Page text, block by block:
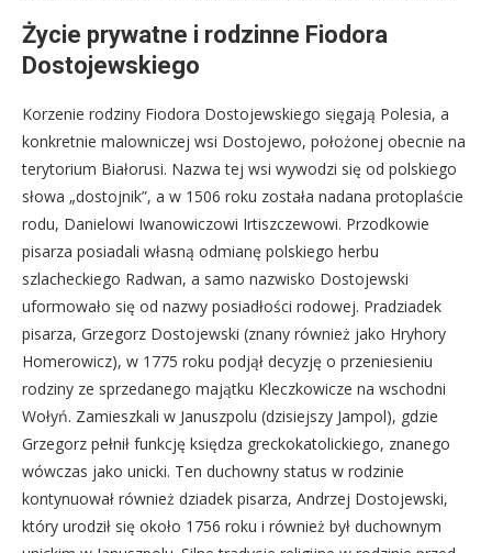
Życie prywatne i rodzinne Fiodora
Dostojewskiego
Korzenie rodziny Fiodora Dostojewskiego sięgają Polesia, a
konkretnie malowniczej wsi Dostojewo, położonej obecnie na
terytorium Białorusi. Nazwa tej wsi wywodzi się od polskiego
słowa „dostojnik”, a w 1506 roku została nadana protoplaście
rodu, Danielowi Iwanowiczowi Irtiszczewowi. Przodkowie
pisarza posiadali własną odmianę polskiego herbu
szlacheckiego Radwan, a samo nazwisko Dostojewski
uformowało się od nazwy posiadłości rodowej. Pradziadek
pisarza, Grzegorz Dostojewski (znany również jako Hryhory
Homerowicz), w 1775 roku podjął decyzję o przeniesieniu
rodziny ze sprzedanego majątku Kleczkowicze na wschodni
Wołyń. Zamieszkali w Januszpolu (dzisiejszy Jampol), gdzie
Grzegorz pełnił funkcję księdza greckokatolickiego, znanego
wówczas jako unicki. Ten duchowny status w rodzinie
kontynuował również dziadek pisarza, Andrzej Dostojewski,
który urodził się około 1756 roku i również był duchownym